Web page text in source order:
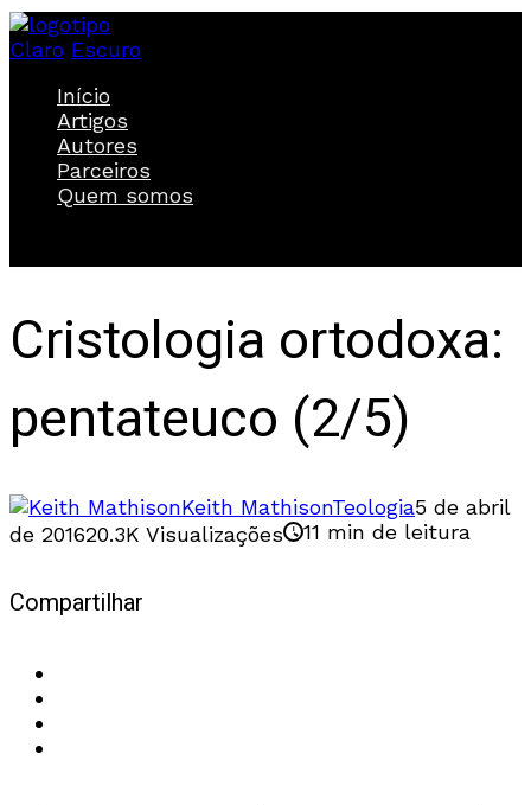
Claro Escuro
Início
Artigos
Autores
Parceiros
Quem somos
Cristologia ortodoxa:
pentateuco (2/5)
Keith MathisonTeologia5 de abril
de 201620.3K Visualizações 11 min de leitura
Compartilhar